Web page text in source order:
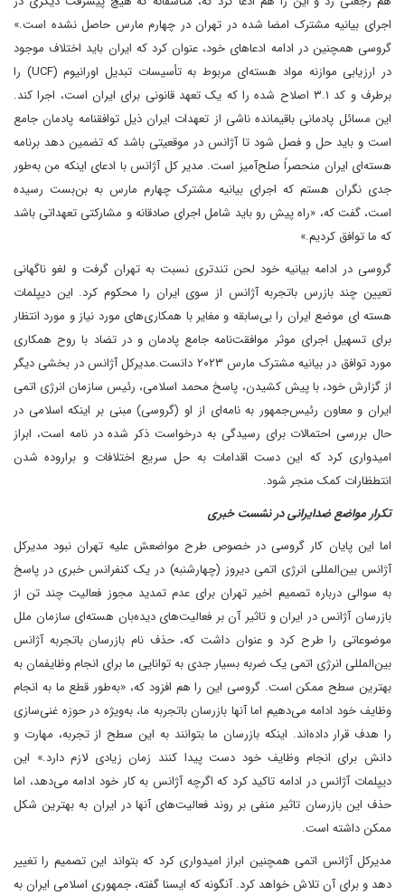
اجرای بیانیه مشترک امضا شده در تهران در چهارم مارس حاصل نشده است.»
گروسی همچنین در ادامه ادعاهای خود، عنوان کرد که ایران باید اختلاف موجود
در ارزیابی موازنه مواد هسته‌ای مربوط به تأسیسات تبدیل اورانیوم (UCF) را
برطرف و کد ۳.۱ اصلاح شده را که یک تعهد قانونی برای ایران است، اجرا کند.
این مسائل پادمانی باقی‎مانده ناشی از تعهدات ایران ذیل توافقنامه پادمان جامع
است و باید حل و فصل شود تا آژانس در موقعیتی باشد که تضمین دهد برنامه
هسته‌ای ایران منحصراً صلح‌آمیز است. مدیر کل آژانس با ادعای اینکه من به‌طور
جدی نگران هستم که اجرای بیانیه مشترک چهارم مارس به بن‌بست رسیده
است، گفت که، «راه پیش رو باید شامل اجرای صادقانه و مشارکتی تعهداتی باشد
که ما توافق کردیم.»
گروسی در ادامه بیانیه خود لحن تندتری نسبت به تهران گرفت و لغو ناگهانی
تعیین چند بازرس باتجربه آژانس از سوی ایران را محکوم کرد. این دیپلمات
هسته ای موضع ایران را بی‌سابقه و مغایر با همکاری‌های مورد نیاز و مورد انتظار
برای تسهیل اجرای موثر موافقت‌نامه جامع پادمان و در تضاد با روح همکاری
مورد توافق در بیانیه مشترک مارس ۲۰۲۳ دانست.مدیرکل آژانس در بخشی دیگر
از گزارش خود، با پیش کشیدن، پاسخ محمد اسلامی، رئیس سازمان انرژی اتمی
ایران و معاون رئیس‌جمهور به نامه‌ای از او (گروسی) مبنی بر اینکه اسلامی در
حال بررسی احتمالات برای رسیدگی به درخواست ذکر شده در نامه است، ابراز
امیدواری کرد که این دست اقدامات به حل سریع اختلافات و براروده شدن
انتطظارات کمک منجر شود.
تکرار مواضع ضدایرانی در نشست خبری
اما این پایان کار گروسی در خصوص طرح مواضعش علیه تهران نبود مدیرکل
آژانس بین‌المللی انرژی اتمی دیروز (چهارشنبه) در یک کنفرانس خبری در پاسخ
به سوالی درباره تصمیم اخیر تهران برای عدم تمدید مجوز فعالیت چند تن از
بازرسان آژانس در ایران و تاثیر آن بر فعالیت‌های دیده‌بان هسته‌ای سازمان ملل
موضوعاتی را طرح کرد و عنوان داشت که، حذف نام بازرسان باتجربه آژانس
بین‌المللی انرژی اتمی یک ضربه بسیار جدی به توانایی ما برای انجام وظایفمان به
بهترین سطح ممکن است. گروسی این را هم افزود که، «به‌طور قطع ما به انجام
وظایف خود ادامه می‌دهیم اما آنها بازرسان باتجربه ما، به‌ویژه در حوزه غنی‌سازی
را هدف قرار داده‌اند. اینکه بازرسان ما بتوانند به این سطح از تجربه، مهارت و
دانش برای انجام وظایف خود دست پیدا کنند زمان زیادی لازم دارد.» این
دیپلمات آژانس در ادامه تاکید کرد که اگرچه آژانس به کار خود ادامه می‌دهد، اما
حذف این بازرسان تاثیر منفی بر روند فعالیت‌های آنها در ایران به بهترین شکل
ممکن داشته است.
مدیرکل آژانس اتمی همچنین ابراز امیدواری کرد که بتواند این تصمیم را تغییر
دهد و برای آن تلاش خواهد کرد. آنگونه که ایسنا گفته، جمهوری اسلامی ایران به